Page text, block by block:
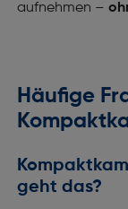
aufnehmen –
Häufige
geht das?